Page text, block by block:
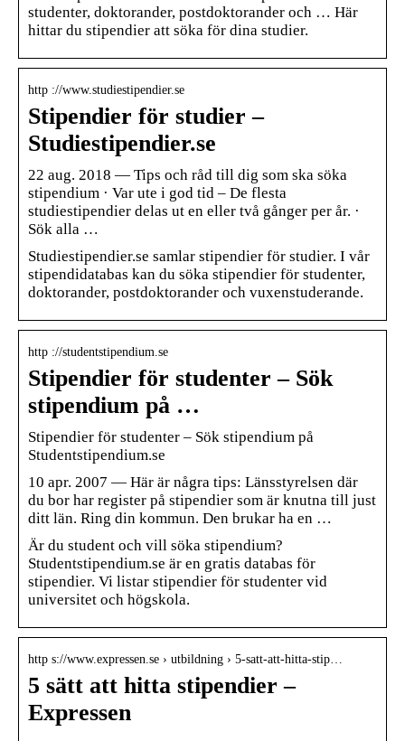
studenter, doktorander, postdoktorander och … Här
hittar du stipendier att söka för dina studier.
http ://www.studiestipendier.se
Stipendier för studier –
Studiestipendier.se
22 aug. 2018 — Tips och råd till dig som ska söka
stipendium · Var ute i god tid – De flesta
studiestipendier delas ut en eller två gånger per år. ·
Sök alla …
Studiestipendier.se samlar stipendier för studier. I vår
stipendidatabas kan du söka stipendier för studenter,
doktorander, postdoktorander och vuxenstuderande.
http ://studentstipendium.se
Stipendier för studenter – Sök
stipendium på …
Stipendier för studenter – Sök stipendium på
Studentstipendium.se
10 apr. 2007 — Här är några tips: Länsstyrelsen där
du bor har register på stipendier som är knutna till just
ditt län. Ring din kommun. Den brukar ha en …
Är du student och vill söka stipendium?
Studentstipendium.se är en gratis databas för
stipendier. Vi listar stipendier för studenter vid
universitet och högskola.
http s://www.expressen.se › utbildning › 5-satt-att-hitta-stip…
5 sätt att hitta stipendier –
Expressen